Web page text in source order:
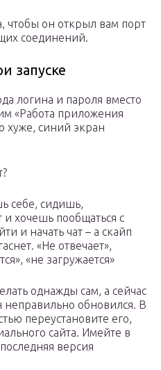
чтобы он открыл вам порт
соединений.
запуске
логина и пароля вместо
«Работа приложения
хуже, синий экран
себе, сидишь,
хочешь пообщаться с
и начать чат – а скайп
«Не отвечает»,
«не загружается»
однажды сам, а сейчас
неправильно обновился. В
переустановите его,
сайта. Имейте в
версия